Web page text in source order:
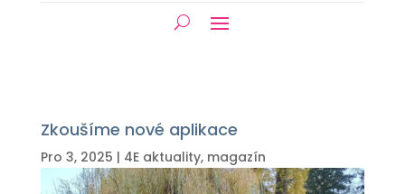
Zkoušíme nové aplikace
Pro 3, 2025 | 4E aktuality, magazín